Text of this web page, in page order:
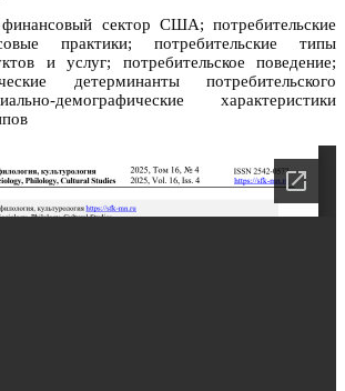
финансовый сектор США; потребительские
практики; потребительские типы
и услуг; потребительское поведение;
детерминанты потребительского
демографические характеристики